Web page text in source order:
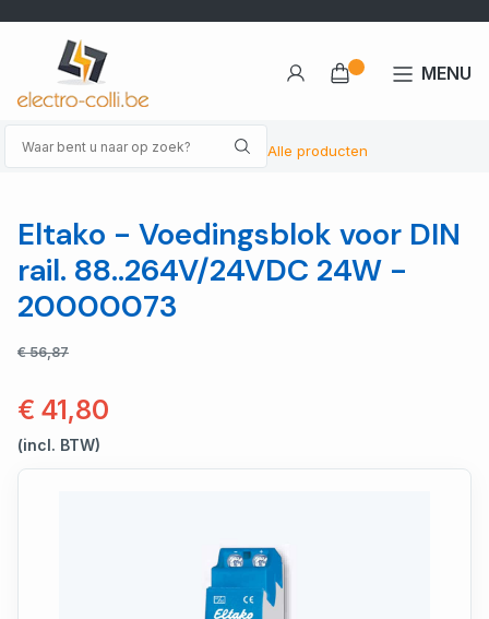
Alle producten
MENU
Eltako - Voedingsblok voor DIN
rail. 88..264V/24VDC 24W -
20000073
€ 56,87
€ 41,80
(incl. BTW)